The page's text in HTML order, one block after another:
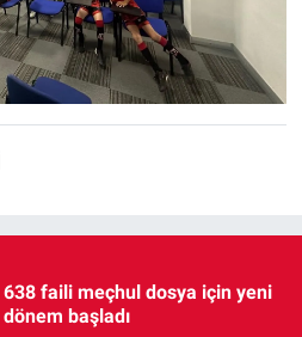
638 faili meçhul dosya için yeni
dönem başladı